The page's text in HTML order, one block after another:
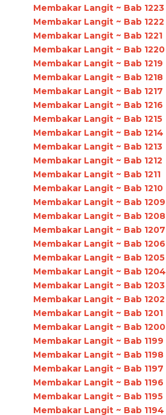
Membakar Langit ~ Bab 1223
Membakar Langit ~ Bab 1222
Membakar Langit ~ Bab 1221
Membakar Langit ~ Bab 1220
Membakar Langit ~ Bab 1219
Membakar Langit ~ Bab 1218
Membakar Langit ~ Bab 1217
Membakar Langit ~ Bab 1216
Membakar Langit ~ Bab 1215
Membakar Langit ~ Bab 1214
Membakar Langit ~ Bab 1213
Membakar Langit ~ Bab 1212
Membakar Langit ~ Bab 1211
Membakar Langit ~ Bab 1210
Membakar Langit ~ Bab 1209
Membakar Langit ~ Bab 1208
Membakar Langit ~ Bab 1207
Membakar Langit ~ Bab 1206
Membakar Langit ~ Bab 1205
Membakar Langit ~ Bab 1204
Membakar Langit ~ Bab 1203
Membakar Langit ~ Bab 1202
Membakar Langit ~ Bab 1201
Membakar Langit ~ Bab 1200
Membakar Langit ~ Bab 1199
Membakar Langit ~ Bab 1198
Membakar Langit ~ Bab 1197
Membakar Langit ~ Bab 1196
Membakar Langit ~ Bab 1195
Membakar Langit ~ Bab 1194